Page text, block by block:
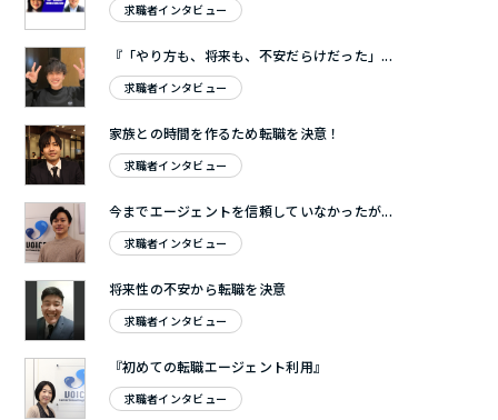
求職者インタビュー
『「やり方も、将来も、不安だらけだった」...
求職者インタビュー
家族との時間を作るため転職を決意！
求職者インタビュー
今までエージェントを信頼していなかったが...
求職者インタビュー
将来性の不安から転職を決意
求職者インタビュー
『初めての転職エージェント利用』
求職者インタビュー